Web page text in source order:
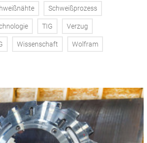
Schweißprozess
TIG Verzug
Wissenschaft Wolfram